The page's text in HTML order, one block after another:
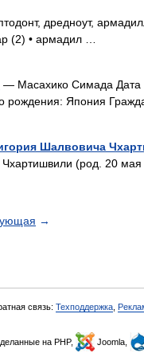
дредноут,
(2) • армадил …
— Масахико Симада Дата
рождения: Япония
Шалвовича
Чхартишвили (род. 20
→
связь: Техподдержка
на PHP, Joomla,